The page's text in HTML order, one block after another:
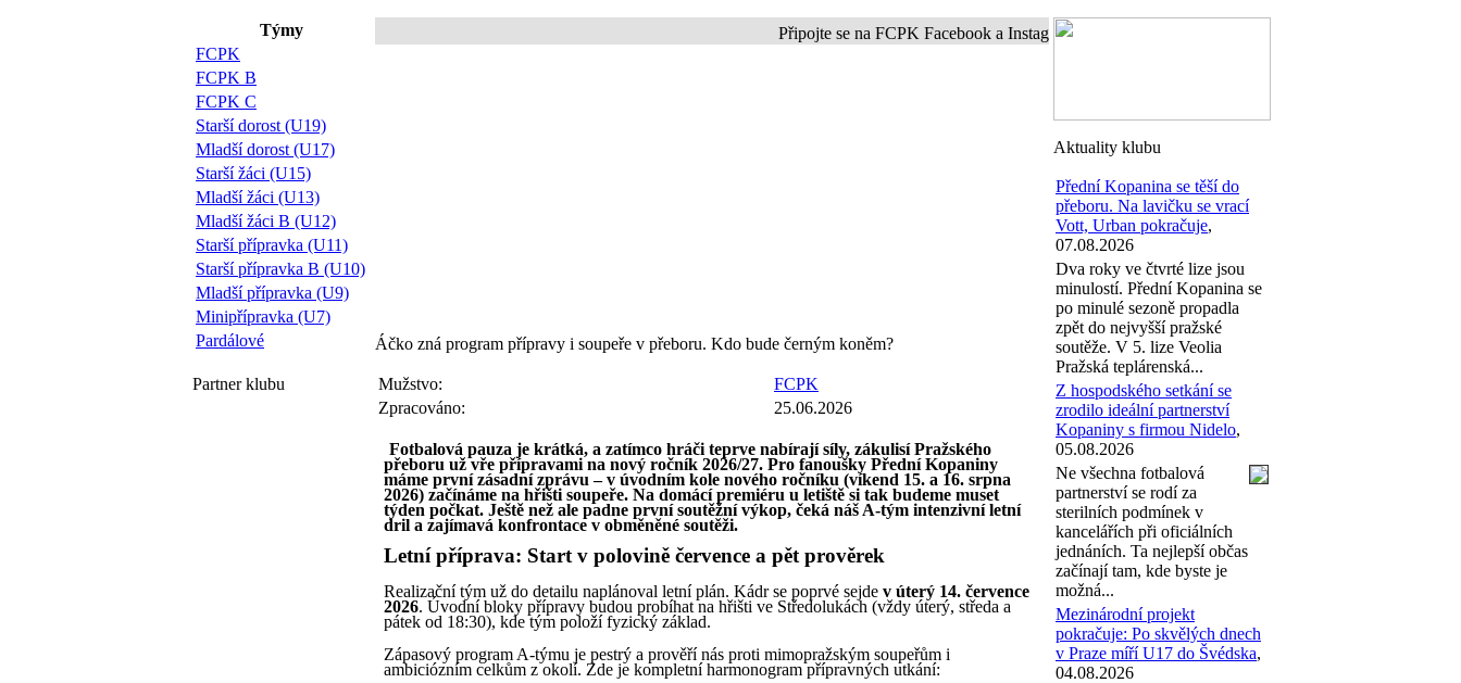
Týmy
FCPK
FCPK B
FCPK C
Starší dorost (U19)
Mladší dorost (U17)
Starší žáci (U15)
Mladší žáci (U13)
Mladší žáci B (U12)
Starší přípravka (U11)
Starší přípravka B (U10)
Mladší přípravka (U9)
Minipřípravka (U7)
Pardálové
Partnerklubu
Připojte se na FCPK Facebook a Instagram a buďte s námi online...
Áčko zná program přípravy i soupeře v přeboru. Kdo bude černým koněm?
Mužstvo:
FCPK
Zpracováno:
25.06.2026
Fotbalová pauza je krátká, a zatímco hráči teprve nabírají síly, zákulisí Pražského
přeboru už vře přípravami na nový ročník 2026/27. Pro fanoušky Přední Kopaniny
máme první zásadní zprávu – v úvodním kole nového ročníku (víkend 15. a 16. srpna
2026) začínáme na hřišti soupeře. Na domácí premiéru u letiště si tak budeme muset
týden počkat. Ještě než ale padne první soutěžní výkop, čeká náš A-tým intenzivní letní
dril a zajímavá konfrontace v obměněné soutěži.
Letní příprava: Start v polovině července a pět prověrek
Realizační tým už do detailu naplánoval letní plán. Kádr se poprvé sejde v úterý 14. července
2026. Úvodní bloky přípravy budou probíhat na hřišti ve Středolukách (vždy úterý, středa a
pátek od 18:30), kde tým položí fyzický základ.
Zápasový program A-týmu je pestrý a prověří nás proti mimopražským soupeřům i
ambiciózním celkům z okolí. Zde je kompletní harmonogram přípravných utkání:
Aktuality klubu
Přední Kopanina se těší do
přeboru. Na lavičku se vrací
Vott, Urban pokračuje,
07.08.2026
Dva roky ve čtvrté lize jsou
minulostí. Přední Kopanina se
po minulé sezoně propadla
zpět do nejvyšší pražské
soutěže. V 5. lize Veolia
Pražská teplárenská...
Z hospodského setkání se
zrodilo ideální partnerství
Kopaniny s firmou Nidelo,
05.08.2026
Ne všechna fotbalová
partnerství se rodí za
sterilních podmínek v
kancelářích při oficiálních
jednáních. Ta nejlepší občas
začínají tam, kde byste je
možná...
Mezinárodní projekt
pokračuje: Po skvělých dnech
v Praze míří U17 do Švédska,
04.08.2026